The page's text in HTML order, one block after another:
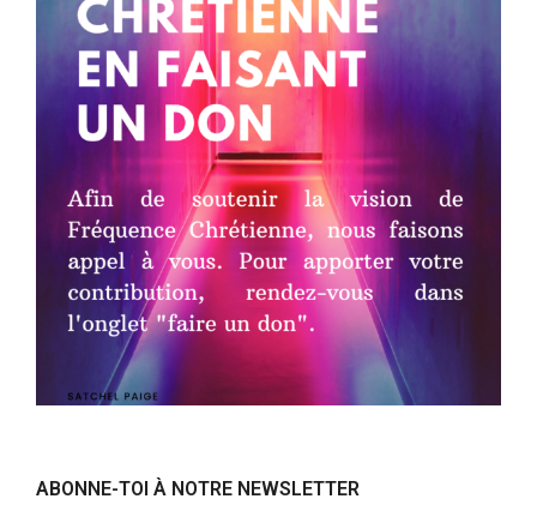
ABONNE-TOI À NOTRE NEWSLETTER